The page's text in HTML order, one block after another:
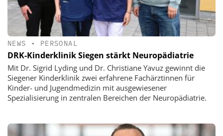
NEWS • PERSONAL
DRK-Kinderklinik Siegen stärkt Neuropädiatrie
Mit Dr. Sigrid Lyding und Dr. Christiane Yavuz gewinnt die
Siegener Kinderklinik zwei erfahrene Fachärztinnen für
Kinder- und Jugendmedizin mit ausgewiesener
Spezialisierung in zentralen Bereichen der Neuropädiatrie.